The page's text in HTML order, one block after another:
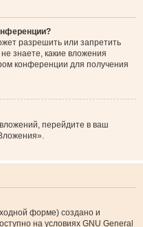
разрешить или запретить
знаете, какие вложения
конференции для получения
перейдите в ваш
форме) создано и
на условиях GNU General